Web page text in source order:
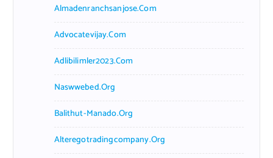
Almadenranchsanjose.com
Advocatevijay.com
Adlibilimler2023.com
Naswwebed.org
Balithut-Manado.org
Alteregotradingcompany.org